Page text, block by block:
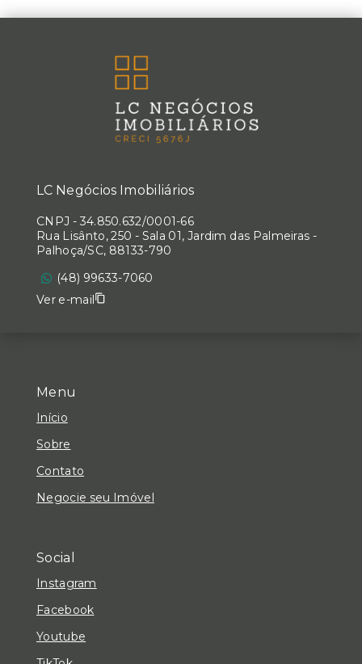
Menu
Início
Sobre
Contato
Negocie seu Imóvel
Social
Instagram
Facebook
Youtube
LC Negócios Imobiliários
CNPJ - 34.850.632/0001-66
Rua Lisânto, 250 - Sala 01, Jardim das Palmeiras -
Palhoça/SC, 88133-790
(48) 99633-7060
Ver e-mail